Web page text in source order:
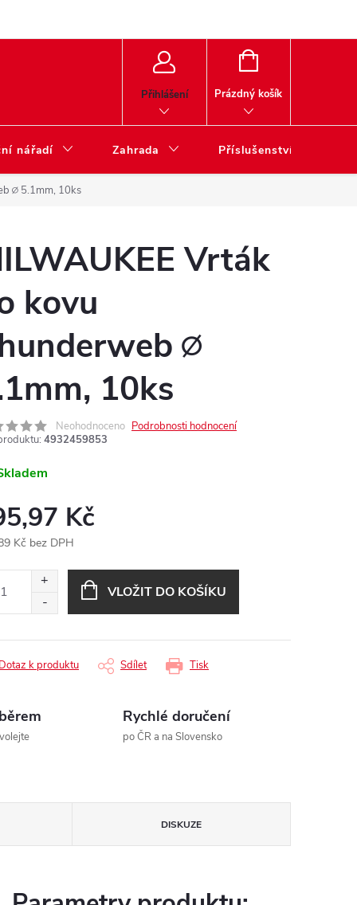
Přihlášení
NÁKUPNÍ
Prázdný košík
nářadí Zahrada Příslušenství
∅ 5.1mm, 10ks
Vrták
kovu
∅
10ks
Neohodnoceno Podrobnosti hodnocení
4932459853
Kč
Kč bez DPH
VLOŽIT DO KOŠÍKU
Tisk
k produktu Sdílet
Rychlé doručení
po ČR a na Slovensko
DISKUZE